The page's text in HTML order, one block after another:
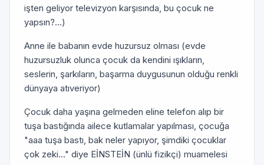
işten geliyor televizyon karşısında, bu çocuk ne
yapsın?...)
Anne ile babanın evde huzursuz olması (evde
huzursuzluk olunca çocuk da kendini ışıkların,
seslerin, şarkıların, başarma duygusunun olduğu renkli
dünyaya atıveriyor)
Çocuk daha yaşına gelmeden eline telefon alıp bir
tuşa bastığında ailece kutlamalar yapılması, çocuğa
"aaa tuşa bastı, bak neler yapıyor, şimdiki çocuklar
çok zeki..." diye EİNSTEİN (ünlü fizikçi) muamelesi